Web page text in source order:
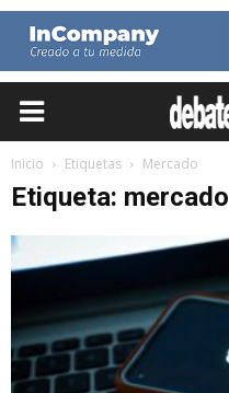
Inicio Etiquetas Mercado
Etiqueta: mercado